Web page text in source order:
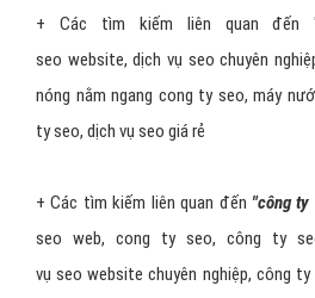
+ Các tìm kiếm liên quan đến
seo website, dịch vụ seo chuyên
nóng nằm ngang cong ty seo, máy
ty seo, dịch vụ seo giá rẻ
+ Các tìm kiếm liên quan đến "công
seo web, cong ty seo, công ty
vụ seo website chuyên nghiệp, công